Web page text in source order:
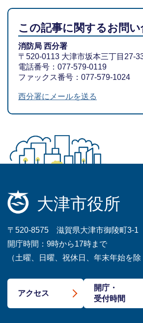
この記事に関するお問
消防局 西分署
〒520-0113 大津市坂本三丁目27-
電話番号：077-579-0119
ファックス番号：077-579-1024
西分署にメールを送る
大津市役所
〒520-8575 滋賀県大津市御陵町3-1
開庁時間：9時から17時まで
（土曜、日曜、祝休日、年末年始を
アクセス
開庁・
受付時間